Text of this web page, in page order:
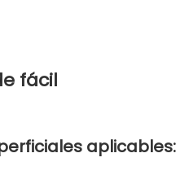
fácil
aplicables: